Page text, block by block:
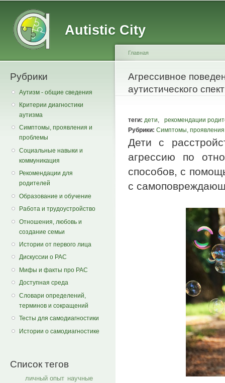
Autistic City
Рубрики
Аутизм - общие сведения
Критерии диагностики
аутизма
Симптомы, проявления и
проблемы
Социальные навыки и
коммуникация
Рекомендации для
родителей
Образование и обучение
Работа и трудоустройство
Отношения, любовь и
создание семьи
Истории от первого лица
Дискуссии о РАС
Мифы и факты про РАС
Доступная среда
Словари определений,
терминов и сокращений
Тесты для самодиагностики
Истории о самодиагностике
Список тегов
личный опыт научные
You are here
Главная
Агрессивное
аутистического
теги: дети
рекомендации
Рубрики: Симптомы,
Дети с
агрессию по
способов, с
с